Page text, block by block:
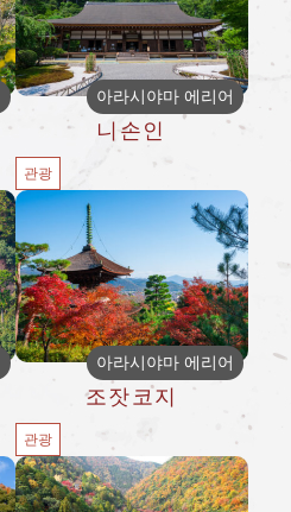
아라시야마 에리어
니손인
관광
아라시야마 에리어
조잣코지
관광